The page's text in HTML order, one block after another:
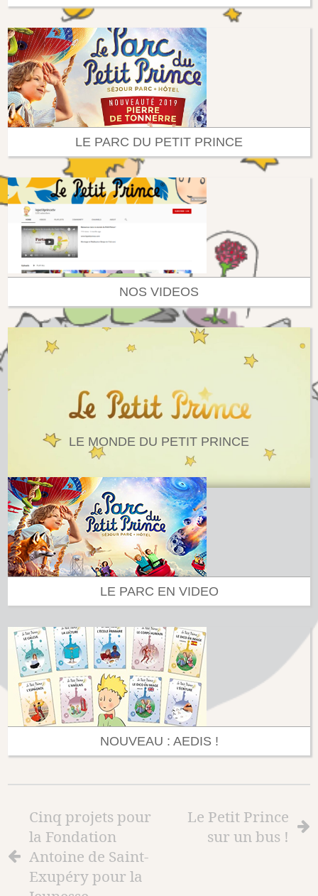
LE PARC DU PETIT PRINCE
NOS VIDEOS
LE MONDE DU PETIT PRINCE
LE PARC EN VIDEO
NOUVEAU : AEDIS !
Cinq projets pour
la Fondation
Antoine de Saint-
Exupéry pour la
Le Petit Prince
sur un bus !